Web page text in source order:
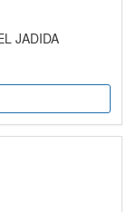
JADIDA